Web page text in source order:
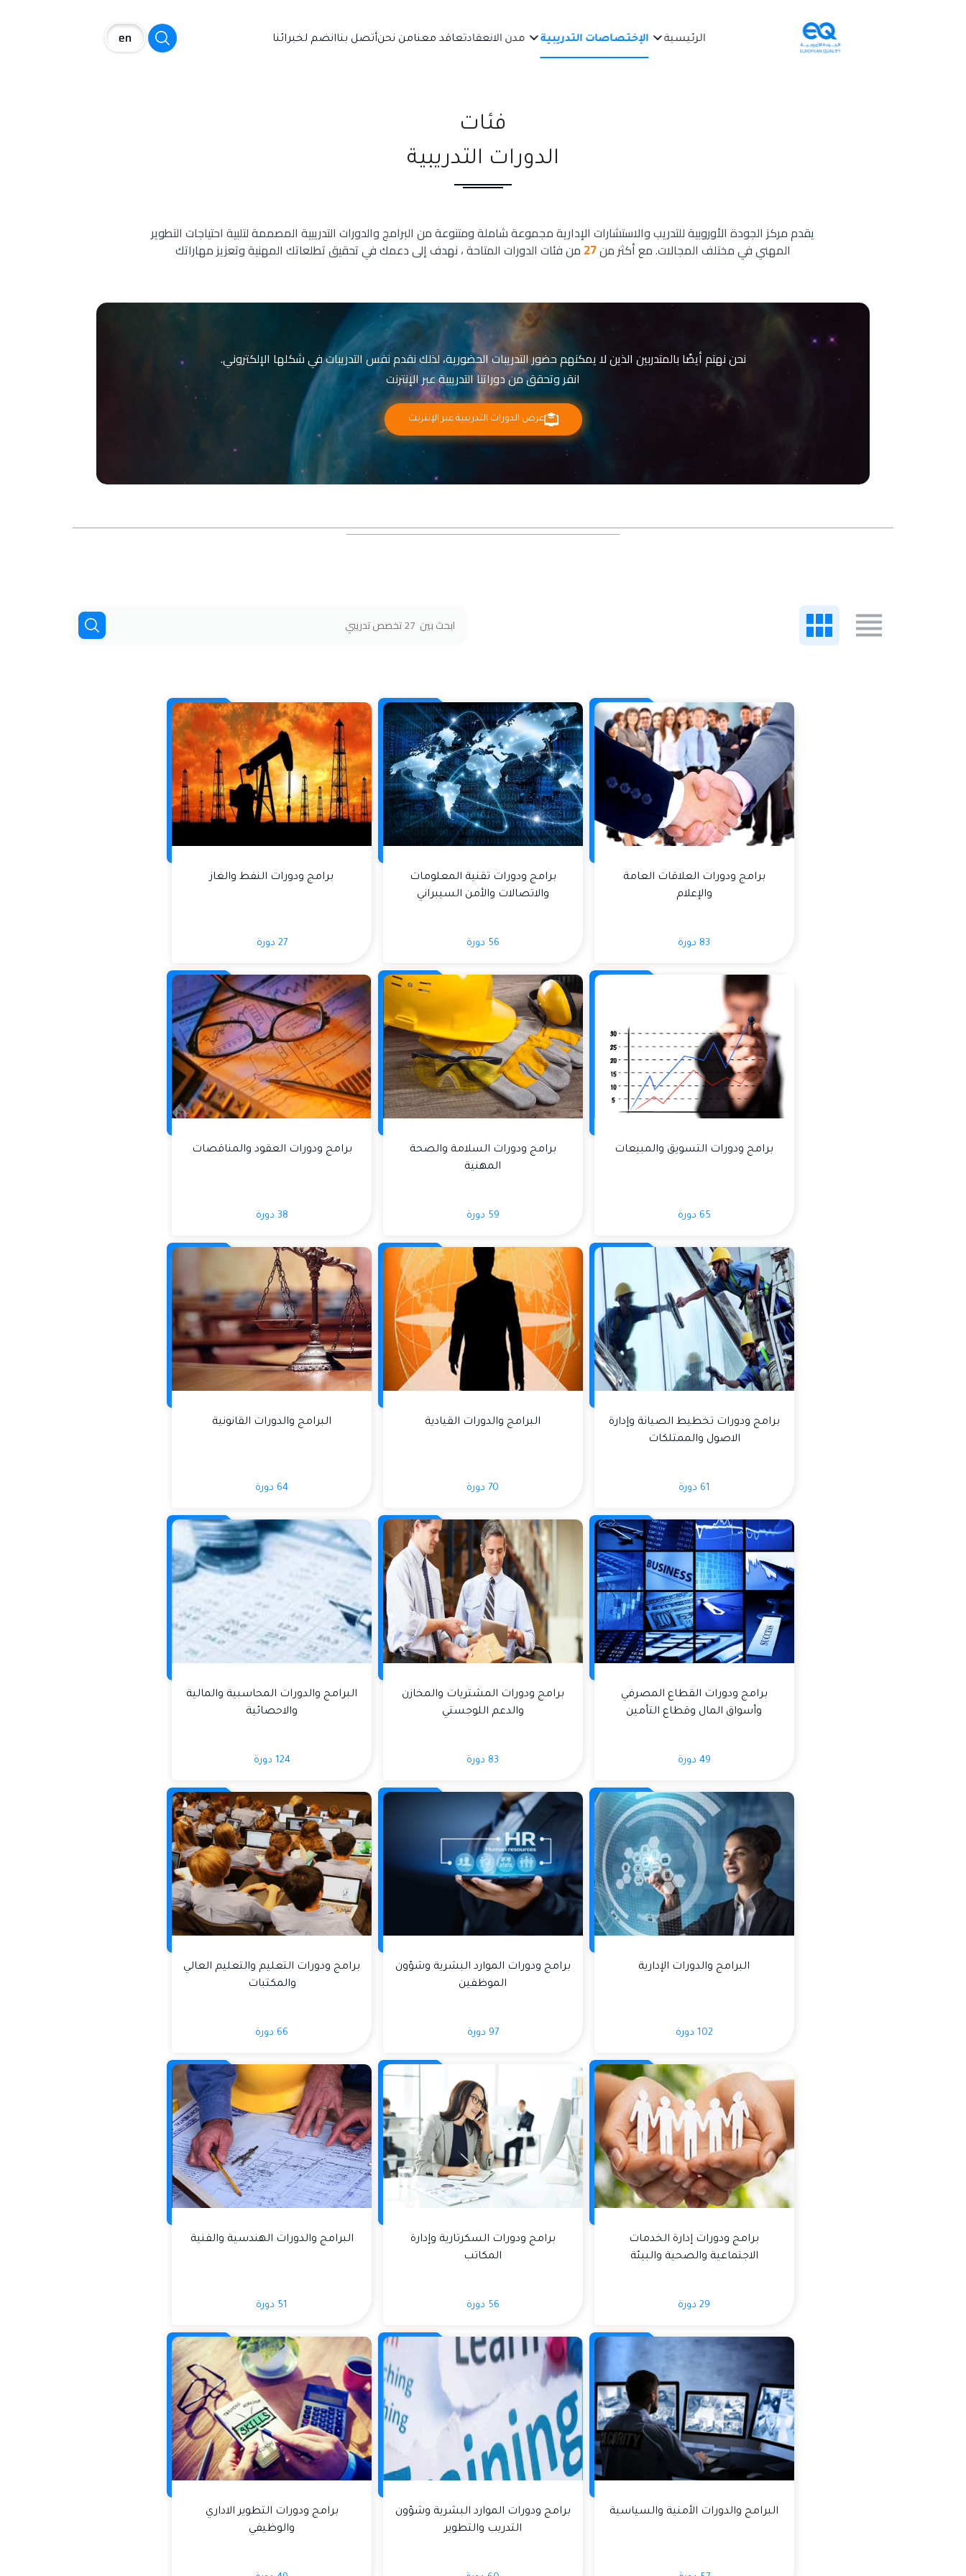
الرئيسية الإختصاصات التدريبية مدن الانعقادتعاقد معنامن نحنأتصل بناانضم لخبرائنا
فئات
الدورات التدريبية
يقدم مركز الجودة الأوروبية للتدريب والاستشارات الإدارية مجموعة شاملة ومتنوعة من البرامج والدورات التدريبية المصممة لتلبية احتياجات التطوير
المهني في مختلف المجالات. مع أكثر من27 من فئات الدورات المتاحة ، نهدف إلى دعمك في تحقيق تطلعاتك المهنية وتعزيز مهاراتك
نحن نهتم أيضًا بالمتدربين الذين لا يمكنهم حضور التدريبات الحضورية، لذلك نقدم نفس التدريبات في شكلها الإلكتروني.
انقر وتحقق من دوراتنا التدريبية عبر الإنترنت
عرض الدورات التدريبية عبر الإنترنت
برامج ودورات العلاقات العامة
والإعلام
83 دورة
برامج ودورات تقنية المعلومات
والاتصالات والأمن السيبراني
56 دورة
برامج ودورات النفط والغاز
27 دورة
برامج ودورات التسويق والمبيعات
65 دورة
برامج ودورات السلامة والصحة
المهنية
59 دورة
برامج ودورات العقود والمناقصات
38 دورة
برامج ودورات تخطيط الصيانة وإدارة
الاصول والممتلكات
61 دورة
البرامج والدورات القيادية
70 دورة
البرامج والدورات القانونية
64 دورة
برامج ودورات القطاع المصرفي
وأسواق المال وقطاع التأمين
49 دورة
برامج ودورات المشتريات والمخازن
والدعم اللوجستي
83 دورة
البرامج والدورات المحاسبية والمالية
والاحصائية
124 دورة
البرامج والدورات الإدارية
102 دورة
برامج ودورات الموارد البشرية وشؤون
الموظفين
97 دورة
برامج ودورات التعليم والتعليم العالي
والمكتبات
66 دورة
برامج ودورات إدارة الخدمات
الاجتماعية والصحية والبيئة
29 دورة
برامج ودورات السكرتارية وإدارة
المكاتب
56 دورة
البرامج والدورات الهندسية والفنية
51 دورة
البرامج والدورات الأمنية والسياسية
برامج ودورات الموارد البشرية وشؤون
التدريب والتطوير
برامج ودورات التطوير الاداري
والوظيفي